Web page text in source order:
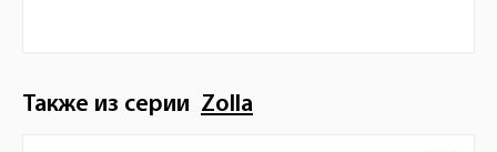
Также из серии Zolla